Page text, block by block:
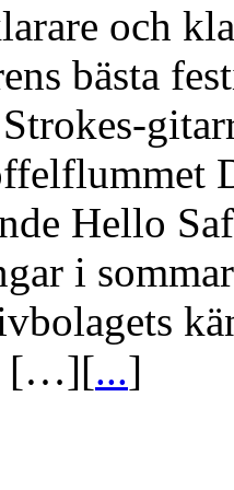
och
bästa
Hello
i
[…][...]